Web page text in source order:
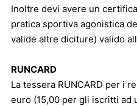
Inoltre devi avere un
pratica sportiva agonistica
valide altre diciture) valido
RUNCARD
La tessera RUNCARD per i
euro (15,00 per gli iscritti ad